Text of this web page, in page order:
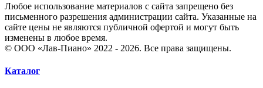
Любое использование материалов с сайта запрещено без
письменного разрешения администрации сайта. Указанные на
сайте цены не являются публичной офертой и могут быть
изменены в любое время.
© ООО «Лав-Пиано» 2022 - 2026. Все права защищены.
Каталог